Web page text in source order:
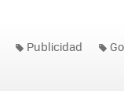
Publicidad